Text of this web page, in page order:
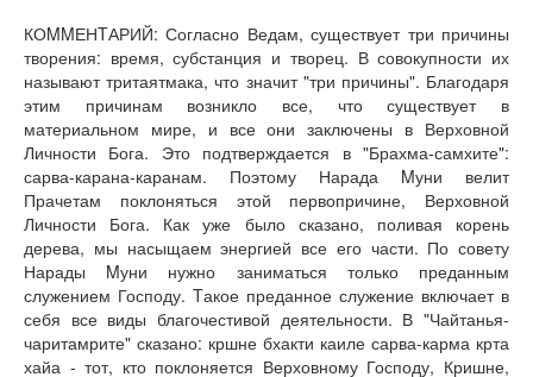
КОMMЕНTАРИЙ: Согласно Ведам, существует три причины
творения: время, субстанция и творец. В совокупности их
называют тритаятмака, что значит "три причины". Благодаря
этим причинам возникло все, что существует в
материальном мире, и все они заключены в Верховной
Личности Бога. Это подтверждается в "Брахма-самхите":
сарва-карана-каранам. Поэтому Нарада Mуни велит
Прачетам поклоняться этой первопричине, Верховной
Личности Бога. Как уже было сказано, поливая корень
дерева, мы насыщаем энергией все его части. По совету
Нарады Mуни нужно заниматься только преданным
служением Господу. Tакое преданное служение включает в
себя все виды благочестивой деятельности. В "Чайтанья-
чаритамрите" сказано: кршне бхакти каиле сарва-карма крта
хайа - тот, кто поклоняется Верховному Господу, Кришне,